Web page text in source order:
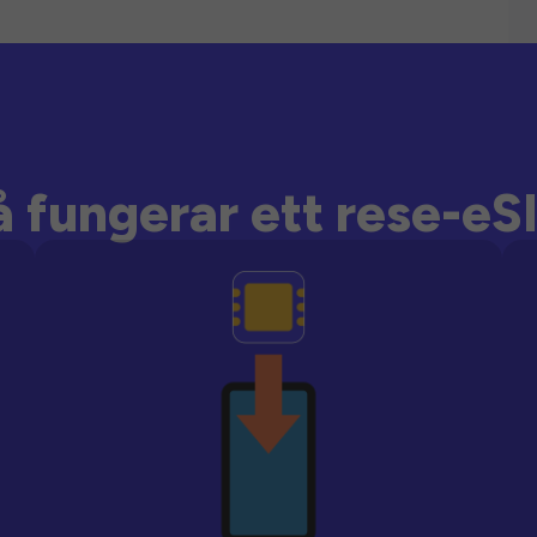
fungerar ett rese-